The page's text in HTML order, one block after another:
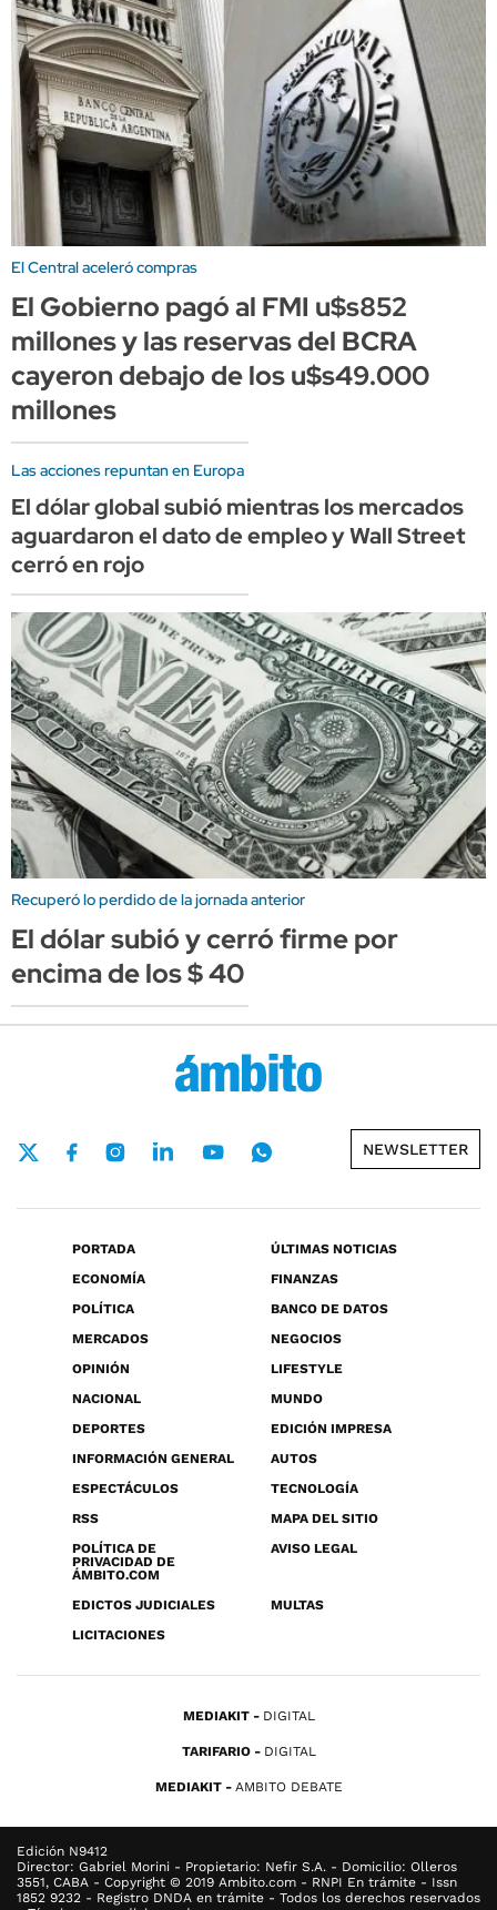
El Central aceleró compras
El Gobierno pagó al FMI u$s852
millones y las reservas del BCRA
cayeron debajo de los u$s49.000
millones
Las acciones repuntan en Europa
El dólar global subió mientras los mercados
aguardaron el dato de empleo y Wall Street
cerró en rojo
Recuperó lo perdido de la jornada anterior
El dólar subió y cerró firme por
encima de los $ 40
NEWSLETTER
PORTADA
ÚLTIMAS NOTICIAS
ECONOMÍA
FINANZAS
POLÍTICA
BANCO DE DATOS
MERCADOS
NEGOCIOS
OPINIÓN
LIFESTYLE
NACIONAL
MUNDO
DEPORTES
EDICIÓN IMPRESA
INFORMACIÓN GENERAL
AUTOS
ESPECTÁCULOS
TECNOLOGÍA
RSS
MAPA DEL SITIO
POLÍTICA DE
PRIVACIDAD DE
ÁMBITO.COM
AVISO LEGAL
EDICTOS JUDICIALES
MULTAS
LICITACIONES
MEDIAKIT DIGITAL
TARIFARIO DIGITAL
MEDIAKIT AMBITO DEBATE
Edición N9412
Director: Gabriel Morini - Propietario: Nefir S.A. - Domicilio: Olleros
3551, CABA - Copyright © 2019 Ambito.com - RNPI En trámite - Issn
1852 9232 - Registro DNDA en trámite - Todos los derechos reservados